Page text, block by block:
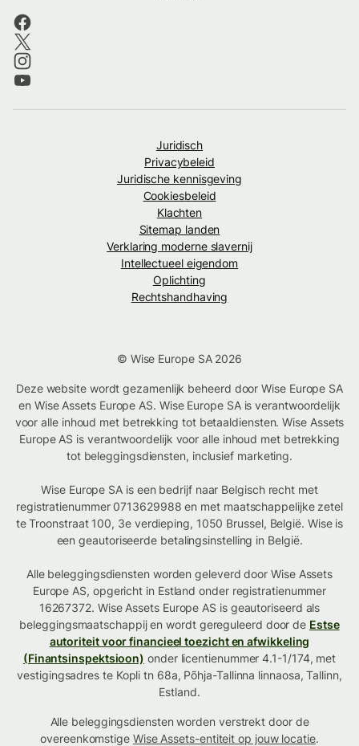
Juridisch
Privacybeleid
Juridische kennisgeving
Cookiesbeleid
Klachten
Sitemap landen
Verklaring moderne slavernij
Intellectueel eigendom
Oplichting
Rechtshandhaving
© Wise Europe SA 2026
Deze website wordt gezamenlijk beheerd door Wise Europe SA
en Wise Assets Europe AS. Wise Europe SA is verantwoordelijk
voor alle inhoud met betrekking tot betaaldiensten. Wise Assets
Europe AS is verantwoordelijk voor alle inhoud met betrekking
tot beleggingsdiensten, inclusief marketing.
Wise Europe SA is een bedrijf naar Belgisch recht met
registratienummer 0713629988 en met maatschappelijke zetel
te Troonstraat 100, 3e verdieping, 1050 Brussel, België. Wise is
een geautoriseerde betalingsinstelling in België.
Alle beleggingsdiensten worden geleverd door Wise Assets
Europe AS, opgericht in Estland onder registratienummer
16267372. Wise Assets Europe AS is geautoriseerd als
beleggingsmaatschappij en wordt gereguleerd door de Estse
autoriteit voor financieel toezicht en afwikkeling
(Finantsinspektsioon) onder licentienummer 4.1-1/174, met
vestigingsadres te Kopli tn 68a, Põhja-Tallinna linnaosa, Tallinn,
Estland.
Alle beleggingsdiensten worden verstrekt door de
overeenkomstige Wise Assets-entiteit op jouw locatie.